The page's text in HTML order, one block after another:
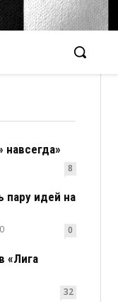
8
пару идей на
0
«Лига
32